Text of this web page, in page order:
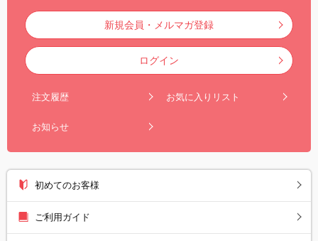
新規会員・メルマガ登録
ログイン
注文履歴 お気に入りリスト
お知らせ
初めてのお客様
ご利用ガイド